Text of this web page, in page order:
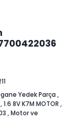
Yedek Parça ,
,1.6 8V K7M MOTOR ,
,Motor ve